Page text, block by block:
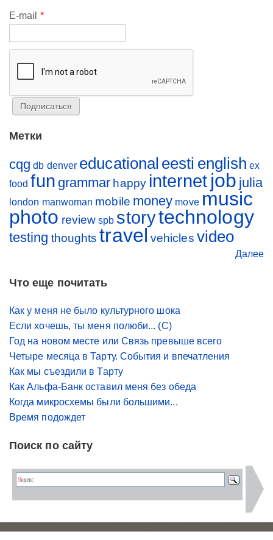
E-mail *
Метки
cqg db denver educational eesti english ex
food fun grammar happy internet job julia
london manwoman mobile money move music
photo review spb storytechnology
testing thoughts travel vehicles video
Далее
Что еще почитать
Как у меня не было культурного шока
Если хочешь, ты меня полюби... (С)
Год на новом месте или Связь превыше всего
Четыре месяца в Тарту. События и впечатления
Как мы съездили в Тарту
Как Альфа-Банк оставил меня без обеда
Когда микросхемы были большими...
Время подождет
Поиск по сайту